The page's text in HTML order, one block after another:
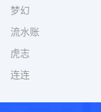
梦幻
流水账
虎志
连连